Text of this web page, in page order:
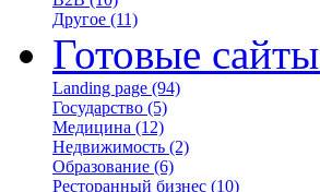
Другое (11)
Готовые сайты
Landing page (94)
Государство (5)
Медицина (12)
Недвижимость (2)
Образование (6)
Ресторанный бизнес (10)